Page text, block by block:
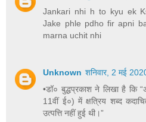
Jankari nhi h to kyu ek
Jake phle pdho fir apni
marna uchit nhi
Unknown शनिवार, 2 मई
•डॉ० बुद्धप्रकाश ने लिखा है
11वीं ई०) में क्षत्रिय शब्द
उत्पत्ति नहीं हुई थी।”